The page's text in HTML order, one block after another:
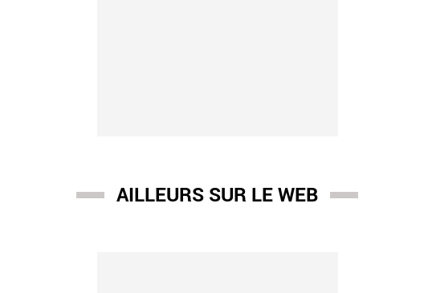
AILLEURS SUR LE WEB